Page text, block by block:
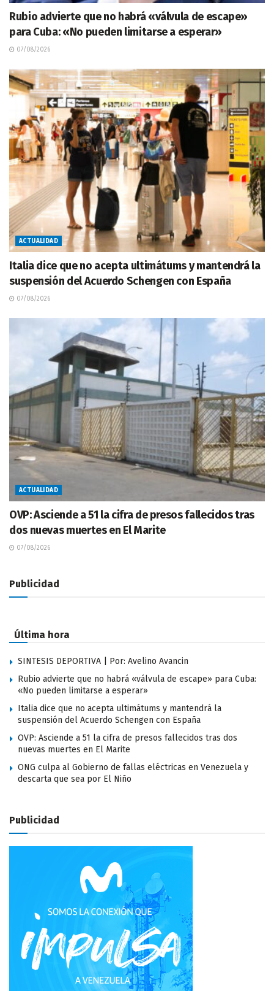
Rubio advierte que no habrá «válvula de escape»
para Cuba: «No pueden limitarse a esperar»
07/08/2026
ACTUALIDAD
Italia dice que no acepta ultimátums y mantendrá la
suspensión del Acuerdo Schengen con España
07/08/2026
ACTUALIDAD
OVP: Asciende a 51 la cifra de presos fallecidos tras
dos nuevas muertes en El Marite
07/08/2026
Publicidad
Última hora
SINTESIS DEPORTIVA | Por: Avelino Avancin
Rubio advierte que no habrá «válvula de escape» para Cuba:
«No pueden limitarse a esperar»
Italia dice que no acepta ultimátums y mantendrá la
suspensión del Acuerdo Schengen con España
OVP: Asciende a 51 la cifra de presos fallecidos tras dos
nuevas muertes en El Marite
ONG culpa al Gobierno de fallas eléctricas en Venezuela y
descarta que sea por El Niño
Publicidad